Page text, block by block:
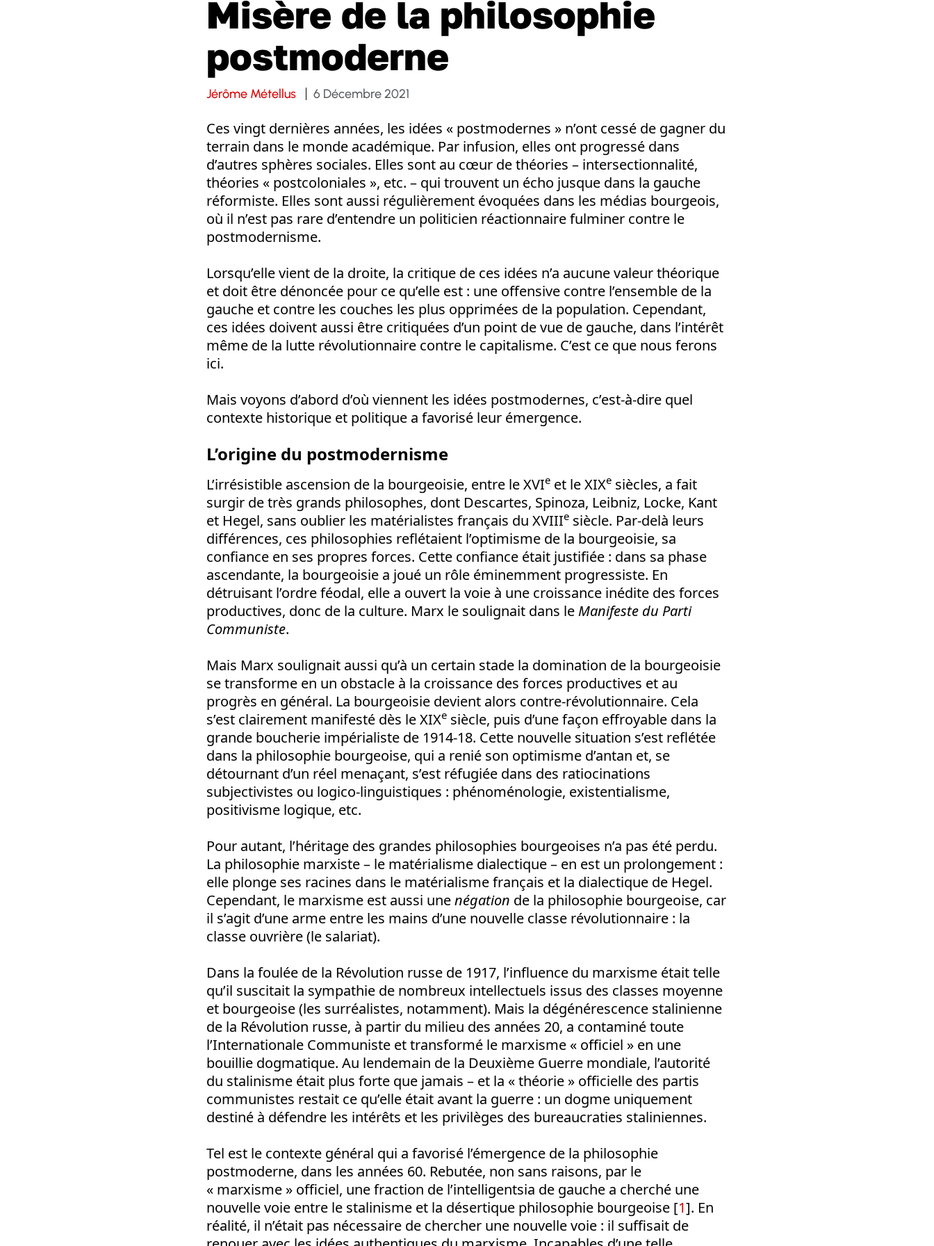
Misère de la philosophie
postmoderne
Jérôme Métellus 6 Décembre 2021
Ces vingt dernières années, les idées « postmodernes » n’ont cessé de gagner du
terrain dans le monde académique. Par infusion, elles ont progressé dans
d’autres sphères sociales. Elles sont au cœur de théories – intersectionnalité,
théories « postcoloniales », etc. – qui trouvent un écho jusque dans la gauche
réformiste. Elles sont aussi régulièrement évoquées dans les médias bourgeois,
où il n’est pas rare d’entendre un politicien réactionnaire fulminer contre le
postmodernisme.
Lorsqu’elle vient de la droite, la critique de ces idées n’a aucune valeur théorique
et doit être dénoncée pour ce qu’elle est : une offensive contre l’ensemble de la
gauche et contre les couches les plus opprimées de la population. Cependant,
ces idées doivent aussi être critiquées d’un point de vue de gauche, dans l’intérêt
même de la lutte révolutionnaire contre le capitalisme. C’est ce que nous ferons
ici.
Mais voyons d’abord d’où viennent les idées postmodernes, c’est-à-dire quel
contexte historique et politique a favorisé leur émergence.
L’origine du postmodernisme
L’irrésistible ascension de la bourgeoisie, entre le XVIe et le XIXe siècles, a fait
surgir de très grands philosophes, dont Descartes, Spinoza, Leibniz, Locke, Kant
et Hegel, sans oublier les matérialistes français du XVIIIe siècle. Par-delà leurs
différences, ces philosophies reflétaient l’optimisme de la bourgeoisie, sa
confiance en ses propres forces. Cette confiance était justifiée : dans sa phase
ascendante, la bourgeoisie a joué un rôle éminemment progressiste. En
détruisant l’ordre féodal, elle a ouvert la voie à une croissance inédite des forces
productives, donc de la culture. Marx le soulignait dans leManifeste du Parti
Communiste.
Mais Marx soulignait aussi qu’à un certain stade la domination de la bourgeoisie
se transforme en un obstacle à la croissance des forces productives et au
progrès en général. La bourgeoisie devient alors contre-révolutionnaire. Cela
s’est clairement manifesté dès le XIXe siècle, puis d’une façon effroyable dans la
grande boucherie impérialiste de 1914-18. Cette nouvelle situation s’est reflétée
dans la philosophie bourgeoise, qui a renié son optimisme d’antan et, se
détournant d’un réel menaçant, s’est réfugiée dans des ratiocinations
subjectivistes ou logico-linguistiques : phénoménologie, existentialisme,
positivisme logique, etc.
Pour autant, l’héritage des grandes philosophies bourgeoises n’a pas été perdu.
La philosophie marxiste – le matérialisme dialectique – en est un prolongement :
elle plonge ses racines dans le matérialisme français et la dialectique de Hegel.
Cependant, le marxisme est aussi unenégation de la philosophie bourgeoise, car
il s’agit d’une arme entre les mains d’une nouvelle classe révolutionnaire : la
classe ouvrière (le salariat).
Dans la foulée de la Révolution russe de 1917, l’influence du marxisme était telle
qu’il suscitait la sympathie de nombreux intellectuels issus des classes moyenne
et bourgeoise (les surréalistes, notamment). Mais la dégénérescence stalinienne
de la Révolution russe, à partir du milieu des années 20, a contaminé toute
l’Internationale Communiste et transformé le marxisme « officiel » en une
bouillie dogmatique. Au lendemain de la Deuxième Guerre mondiale, l’autorité
du stalinisme était plus forte que jamais – et la « théorie » officielle des partis
communistes restait ce qu’elle était avant la guerre : un dogme uniquement
destiné à défendre les intérêts et les privilèges des bureaucraties staliniennes.
Tel est le contexte général qui a favorisé l’émergence de la philosophie
postmoderne, dans les années 60. Rebutée, non sans raisons, par le
« marxisme » officiel, une fraction de l’intelligentsia de gauche a cherché une
nouvelle voie entre le stalinisme et la désertique philosophie bourgeoise [1]. En
réalité, il n’était pas nécessaire de chercher une nouvelle voie : il suffisait de